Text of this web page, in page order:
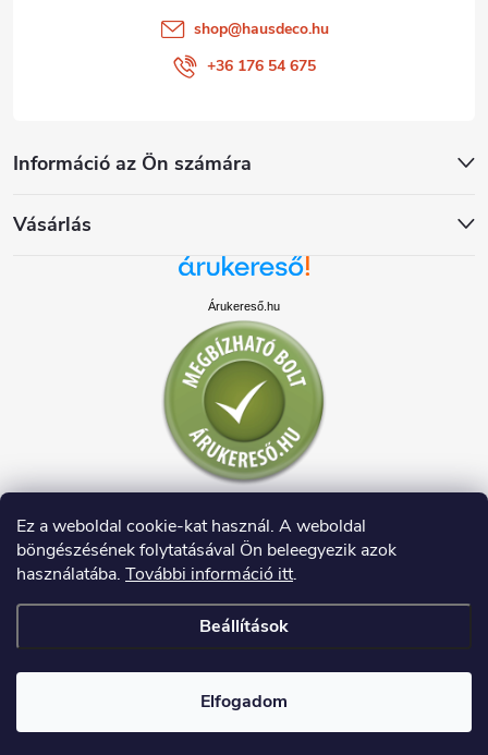
Ez a weboldal cookie-kat használ. A weboldal
böngészésének folytatásával Ön beleegyezik azok
használatába. További információ itt.
Beállítások
Elfogadom
Információ az Ön számára
Vásárlás
shop@hausdeco.hu
+36 176 54 675
Árukereső.hu
Copyright 2026HAUSDECO.HU. Minden jog fenntartva.